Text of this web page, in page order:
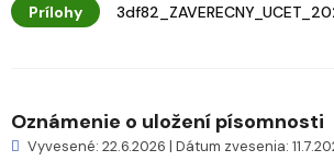
Prílohy
Oznámenie o uložení písomnosti
Vyvesené: 22.6.2026 | Dátum zvesenia: